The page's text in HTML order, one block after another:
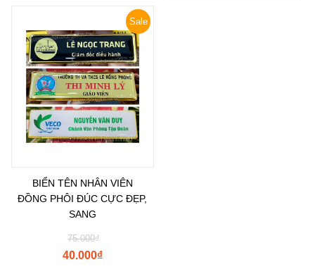
Sale
BIỂN TÊN NHÂN VIÊN
ĐỒNG PHÔI ĐÚC CỰC ĐẸP,
SANG
₫
75.000
₫
40.000